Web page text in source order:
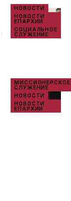
НОВОСТИ
НОВОСТИ
ЕПАРХИИ
СОЦИАЛЬНОЕ
СЛУЖЕНИЕ
МИССИОНЕРСКОЕ
СЛУЖЕНИЕ
НОВОСТИ
НОВОСТИ
ЕПАРХИИ